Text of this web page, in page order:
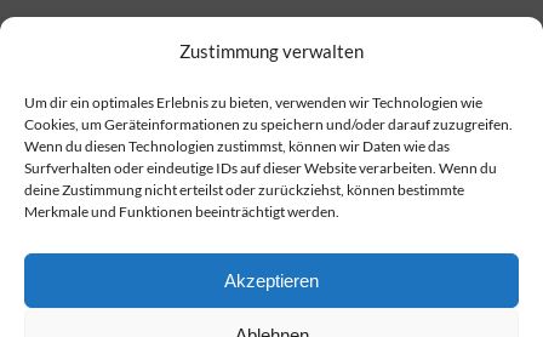
Zustimmung verwalten
Um dir ein optimales Erlebnis zu bieten, verwenden wir Technologien wie
Cookies, um Geräteinformationen zu speichern und/oder darauf zuzugreifen.
Wenn du diesen Technologien zustimmst, können wir Daten wie das
Surfverhalten oder eindeutige IDs auf dieser Website verarbeiten. Wenn du
deine Zustimmung nicht erteilst oder zurückziehst, können bestimmte
Merkmale und Funktionen beeinträchtigt werden.
Akzeptieren
Informationen
FAQ
Preise
Impressum
Cookie-Richtlinie